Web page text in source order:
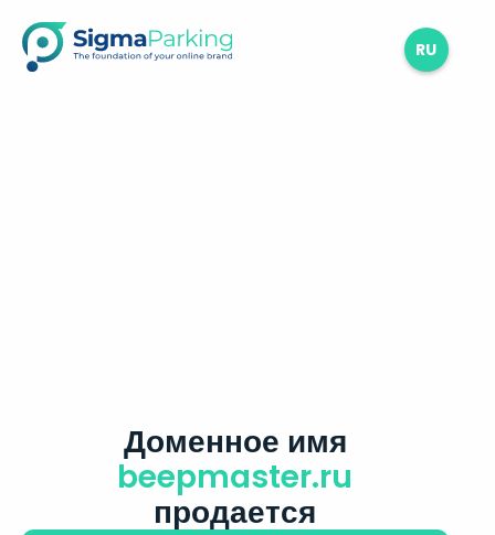
RU
Доменное имя
beepmaster.ru
продается